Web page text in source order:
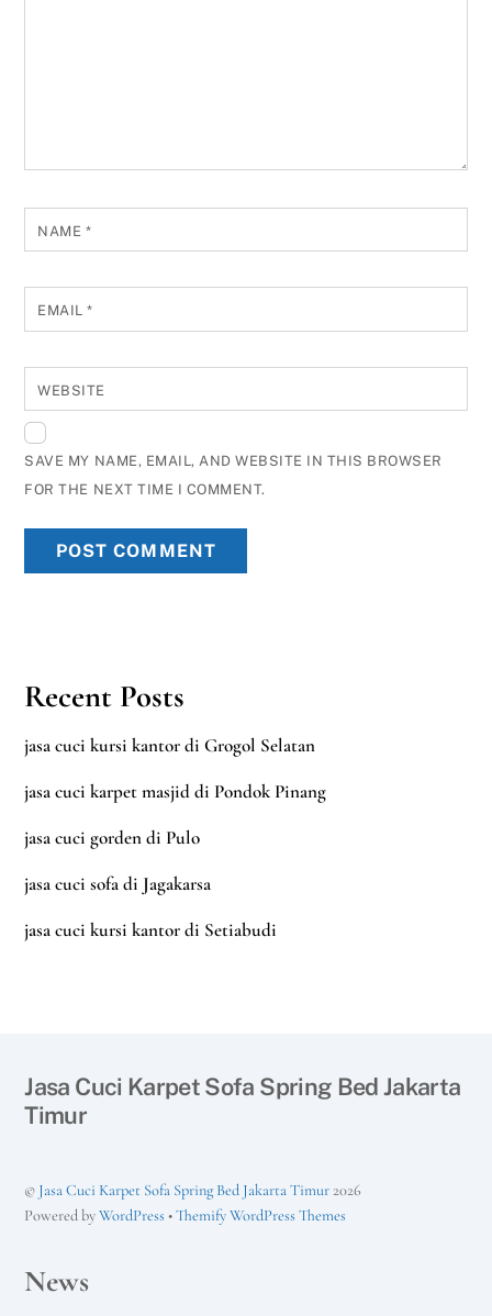
NAME *
EMAIL*
WEBSITE
SAVE MY NAME, EMAIL, AND WEBSITE IN THIS BROWSER
FOR THE NEXT TIME I COMMENT.
Recent Posts
jasa cuci kursi kantor di Grogol Selatan
jasa cuci karpet masjid di Pondok Pinang
jasa cuci gorden di Pulo
jasa cuci sofa di Jagakarsa
jasa cuci kursi kantor di Setiabudi
Jasa Cuci Karpet Sofa Spring Bed Jakarta
Timur
© Jasa Cuci Karpet Sofa Spring Bed Jakarta Timur2026
Powered byWordPress •Themify WordPress Themes
News